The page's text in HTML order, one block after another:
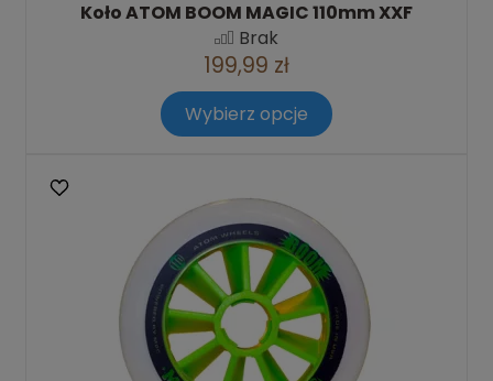
Koło ATOM BOOM MAGIC 110mm XXF
Brak
199,99 zł
Wybierz opcje